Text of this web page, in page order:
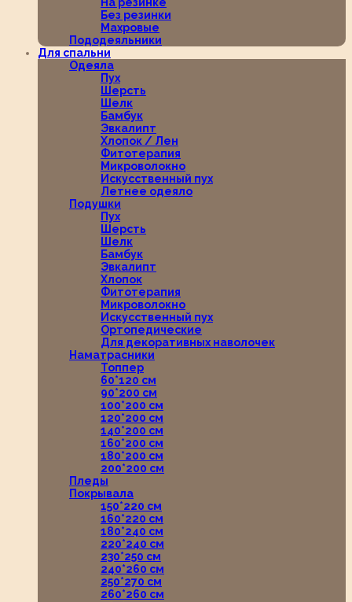
Без резинки
Махровые
Пододеяльники
Для спальни
Одеяла
Пух
Шерсть
Шелк
Бамбук
Эвкалипт
Хлопок / Лен
Фитотерапия
Микроволокно
Искусственный пух
Летнее одеяло
Подушки
Пух
Шерсть
Шелк
Бамбук
Эвкалипт
Хлопок
Фитотерапия
Микроволокно
Искусственный пух
Ортопедические
Для декоративных наволочек
Наматрасники
Топпер
60*120 см
90*200 см
100*200 см
120*200 см
140*200 см
160*200 см
180*200 см
200*200 см
Пледы
Покрывала
150*220 см
160*220 см
180*240 см
220*240 см
230*250 см
240*260 см
250*270 см
260*260 см